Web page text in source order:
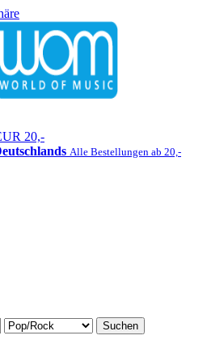
20,-
Alle Bestellungen ab 20,-
Suchen